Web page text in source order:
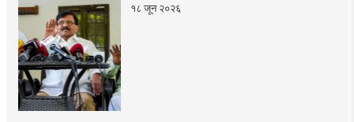
१८ जून २०२६